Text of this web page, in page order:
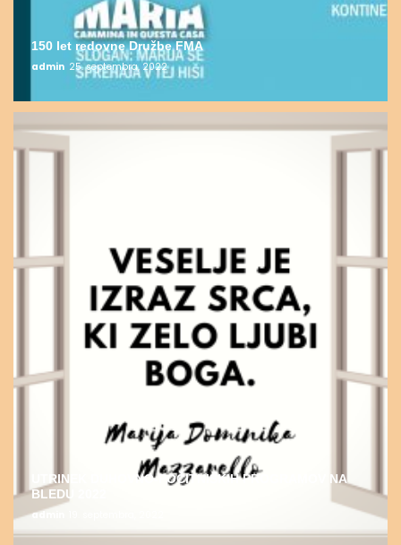
150 let redovne Družbe FMA
admin 25. septembra, 2022
UTRINEK DUHOVNO-POČITNIŠKIH PROGRAMOV NA
BLEDU 2022
admin